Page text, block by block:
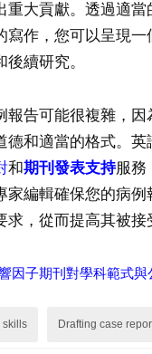
重大貢獻。透過適
寫作，您可以呈現一
續研究。
報告可能很複雜，
德和適當的格式。英
和期刊 發表支持服務
家編輯確保您的病例
求，從而提高其被接
因子期刊對學科範式與
skills Drafting case